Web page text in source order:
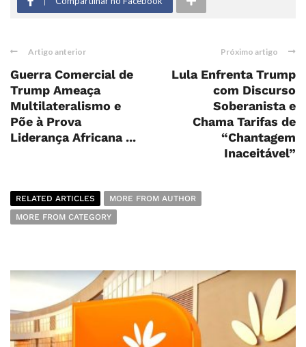
Artigo anterior
Guerra Comercial de
Trump Ameaça
Multilateralismo e
Põe à Prova
Liderança Africana ...
Próximo artigo
Lula Enfrenta Trump
com Discurso
Soberanista e
Chama Tarifas de
“Chantagem
Inaceitável”
RELATED ARTICLES
MORE FROM AUTHOR
MORE FROM CATEGORY